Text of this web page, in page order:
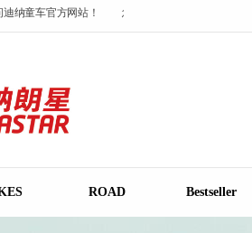
纳童车官方网站！
您好！欢迎访问迪纳童车官
ROAD Bestseller